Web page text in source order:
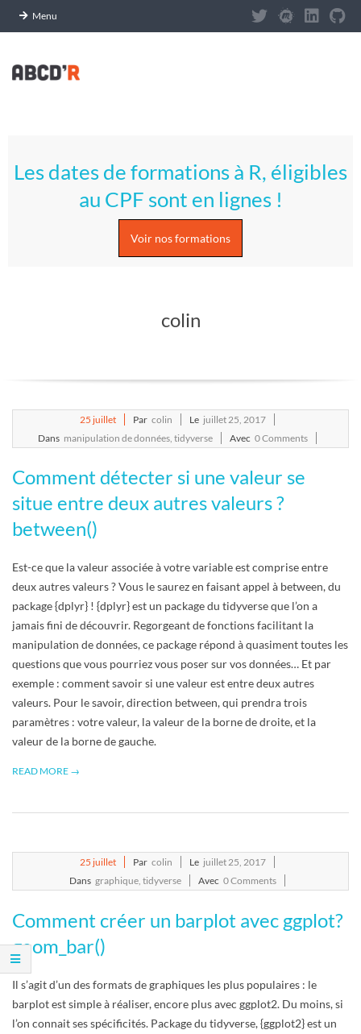
Menu
content
S
S
C
R
I
P
T
S
R
Menu
Les dates de formations à R, éligibles
au CPF sont en lignes !
Voir nos formations
colin
25 juillet Par colin Le juillet 25, 2017
Dans manipulation de données tidyverse Avec 0 Comments
Comment détecter si une valeur se
situe entre deux autres valeurs ?
between()
Est-ce que la valeur associée à votre variable est comprise entre
deux autres valeurs ? Vous le saurez en faisant appel à between, du
package {dplyr} ! {dplyr} est un package du tidyverse que l’on a
jamais fini de découvrir. Regorgeant de fonctions facilitant la
manipulation de données, ce package répond à quasiment toutes les
questions que vous pourriez vous poser sur vos données… Et par
exemple : comment savoir si une valeur est entre deux autres
valeurs. Pour le savoir, direction between, qui prendra trois
paramètres : votre valeur, la valeur de la borne de droite, et la
valeur de la borne de gauche.
READ MORE →
25 juillet Par colin Le juillet 25, 2017
Dans graphique, tidyverse Avec 0 Comments
Comment créer un barplot avec ggplot?
geom_bar()
Il s’agit d’un des formats de graphiques les plus populaires : le
barplot est simple à réaliser, encore plus avec ggplot2. Du moins, si
l’on connait ses spécificités. Package du tidyverse, {ggplot2} est un
Panneau de gestion des cookies